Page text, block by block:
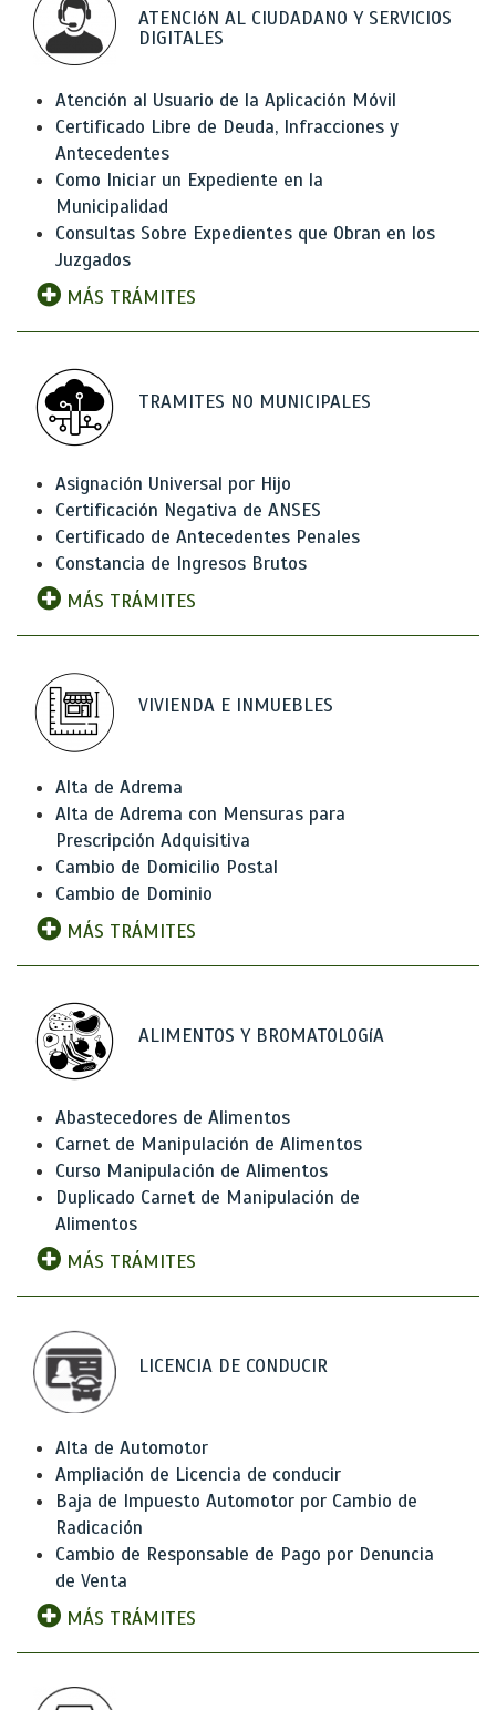
ATENCIóN AL CIUDADANO Y SERVICIOS
DIGITALES
Atención al Usuario de la Aplicación Móvil
Certificado Libre de Deuda, Infracciones y
Antecedentes
Como Iniciar un Expediente en la
Municipalidad
Consultas Sobre Expedientes que Obran en los
Juzgados
MÁS TRÁMITES
TRAMITES NO MUNICIPALES
Asignación Universal por Hijo
Certificación Negativa de ANSES
Certificado de Antecedentes Penales
Constancia de Ingresos Brutos
MÁS TRÁMITES
VIVIENDA E INMUEBLES
Alta de Adrema
Alta de Adrema con Mensuras para
Prescripción Adquisitiva
Cambio de Domicilio Postal
Cambio de Dominio
MÁS TRÁMITES
ALIMENTOS Y BROMATOLOGíA
Abastecedores de Alimentos
Carnet de Manipulación de Alimentos
Curso Manipulación de Alimentos
Duplicado Carnet de Manipulación de
Alimentos
MÁS TRÁMITES
LICENCIA DE CONDUCIR
Alta de Automotor
Ampliación de Licencia de conducir
Baja de Impuesto Automotor por Cambio de
Radicación
Cambio de Responsable de Pago por Denuncia
de Venta
MÁS TRÁMITES